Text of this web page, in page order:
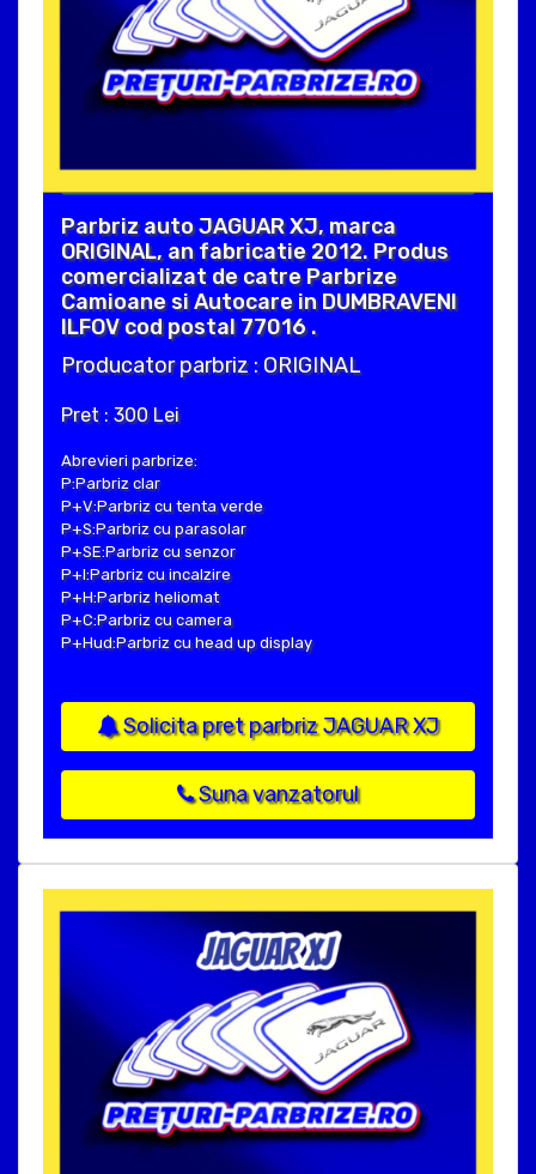
Parbriz auto JAGUAR XJ, marca
ORIGINAL, an fabricatie 2012. Produs
comercializat de catre Parbrize
Camioane si Autocare in DUMBRAVENI
ILFOV cod postal 77016 .
Producator parbriz : ORIGINAL
Pret : 300 Lei
Abrevieri parbrize:
P:Parbriz clar
P+V:Parbriz cu tenta verde
P+S:Parbriz cu parasolar
P+SE:Parbriz cu senzor
P+I:Parbriz cu incalzire
P+H:Parbriz heliomat
P+C:Parbriz cu camera
P+Hud:Parbriz cu head up display
Solicita pret parbriz JAGUAR XJ
Suna vanzatorul